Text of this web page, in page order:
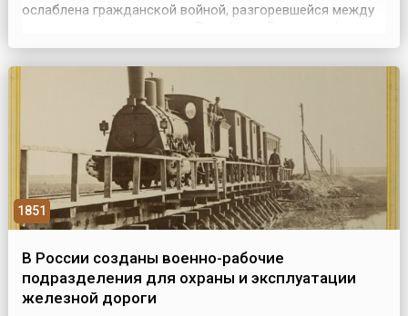
ослаблена гражданской войной, разгоревшейся между
Начиная с 1438 года императорская корона Священной
Габсбургов, которые, следуя общей тенденции, ...
1851
В России созданы военно-рабочие
подразделения для охраны и эксплуатации
железной дороги